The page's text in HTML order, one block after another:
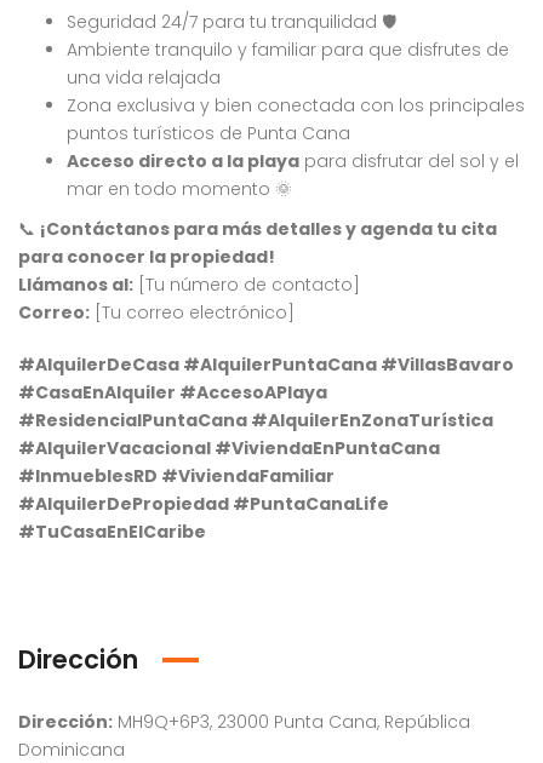
Seguridad 24/7 para tu tranquilidad 🛡️
Ambiente tranquilo y familiar para que disfrutes de
una vida relajada
Zona exclusiva y bien conectada con los principales
puntos turísticos de Punta Cana
Acceso directo a la playa para disfrutar del sol y el
mar en todo momento 🌞
📞 ¡Contáctanos para más detalles y agenda tu cita
para conocer la propiedad!
Llámanos al: [Tu número de contacto]
Correo: [Tu correo electrónico]
#AlquilerDeCasa #AlquilerPuntaCana #VillasBavaro
#CasaEnAlquiler #AccesoAPlaya
#ResidencialPuntaCana #AlquilerEnZonaTurística
#AlquilerVacacional #ViviendaEnPuntaCana
#InmueblesRD #ViviendaFamiliar
#AlquilerDePropiedad #PuntaCanaLife
#TuCasaEnElCaribe
Dirección
Dirección: MH9Q+6P3, 23000 Punta Cana, República
Dominicana